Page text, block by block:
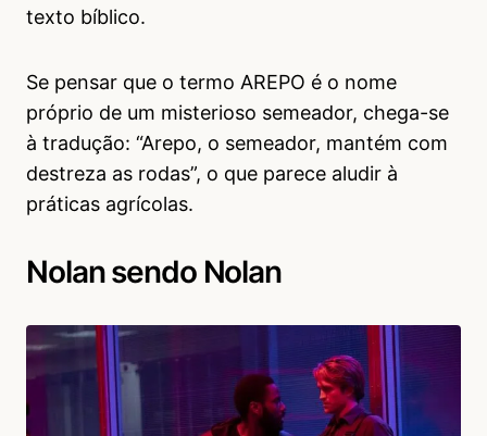
texto bíblico.
Se pensar que o termo AREPO é o nome
próprio de um misterioso semeador, chega-se
à tradução: “Arepo, o semeador, mantém com
destreza as rodas”, o que parece aludir à
práticas agrícolas.
Nolan sendo Nolan